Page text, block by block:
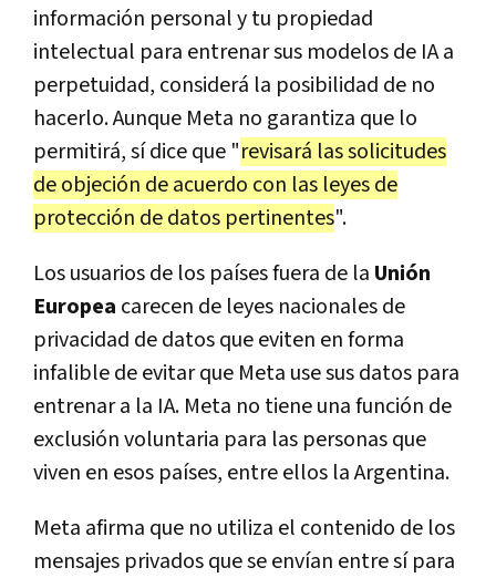
información personal y tu propiedad
intelectual para entrenar sus modelos de IA a
perpetuidad, considerá la posibilidad de no
hacerlo. Aunque Meta no garantiza que lo
permitirá, sí dice que "revisará las solicitudes
de objeción de acuerdo con las leyes de
protección de datos pertinentes".
Los usuarios de los países fuera de la Unión
Europea carecen de leyes nacionales de
privacidad de datos que eviten en forma
infalible de evitar que Meta use sus datos para
entrenar a la IA. Meta no tiene una función de
exclusión voluntaria para las personas que
viven en esos países, entre ellos la Argentina.
Meta afirma que no utiliza el contenido de los
mensajes privados que se envían entre sí para